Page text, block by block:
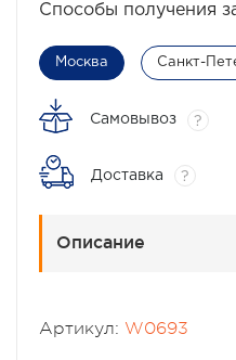
Способы получения
Москва Санкт-
Самовывоз ?
Доставка ?
Описание
Артикул: W0693